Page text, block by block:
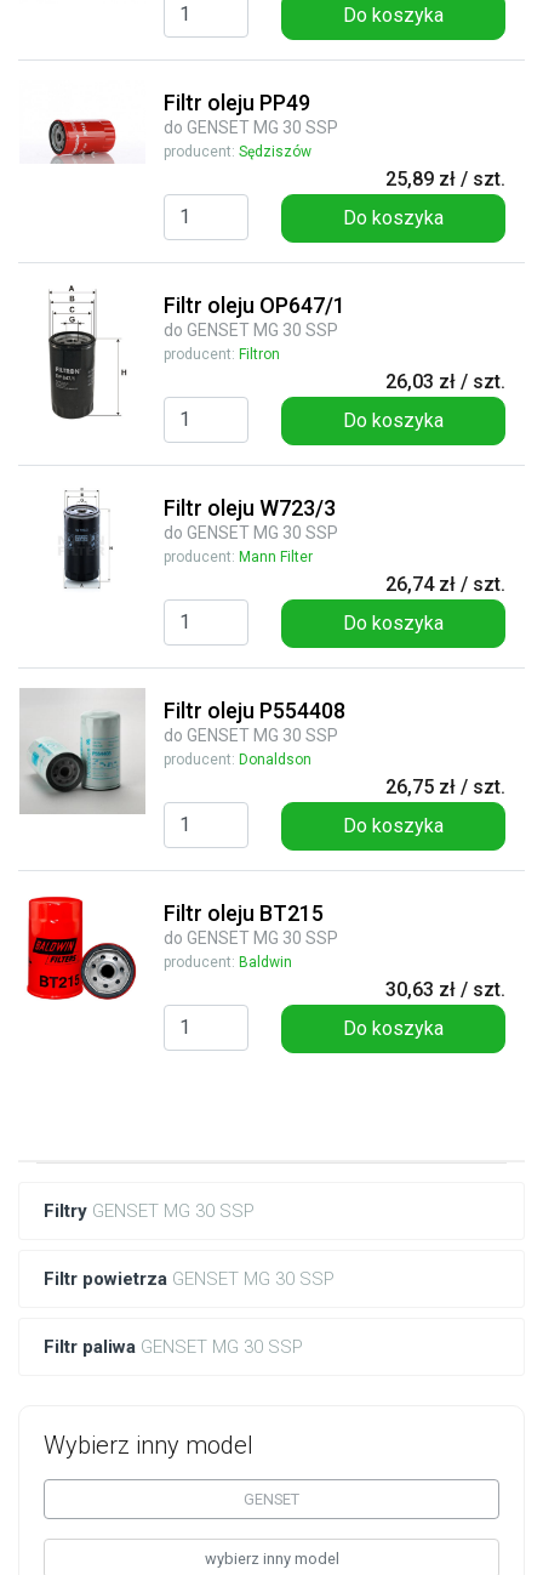
Filtry GENSET MG 30 SSP
Filtr powietrza GENSET MG 30 SSP
Filtr paliwa GENSET MG 30 SSP
Wybierz inny model
GENSET
wybierz inny model
Do koszyka
Filtr oleju PP49
do GENSET MG 30 SSP
producent: Sędziszów
25,89 zł / szt.
Do koszyka
Filtr oleju OP647/1
do GENSET MG 30 SSP
producent: Filtron
26,03 zł / szt.
Do koszyka
Filtr oleju W723/3
do GENSET MG 30 SSP
producent: Mann Filter
26,74 zł / szt.
Do koszyka
Filtr oleju P554408
do GENSET MG 30 SSP
producent: Donaldson
26,75 zł / szt.
Do koszyka
Filtr oleju BT215
do GENSET MG 30 SSP
producent: Baldwin
30,63 zł / szt.
Do koszyka